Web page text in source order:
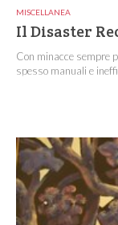
MISCELLANEA
Il Disaster
Con minacce sempre
spesso manuali e